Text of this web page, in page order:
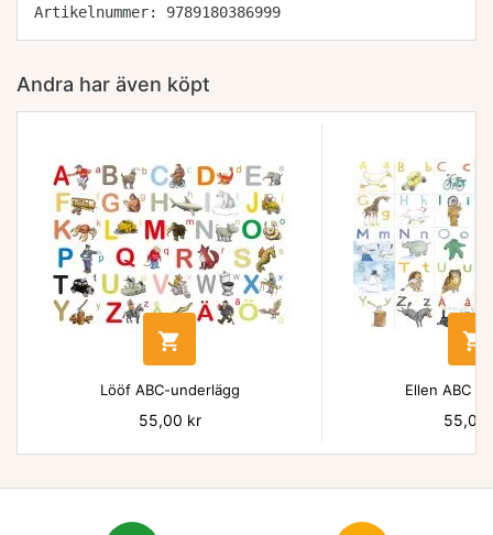
Artikelnummer: 9789180386999
Andra har även köpt

Lööf ABC-underlägg
Pris
55,00 kr

Ellen ABC
Pris
55,00